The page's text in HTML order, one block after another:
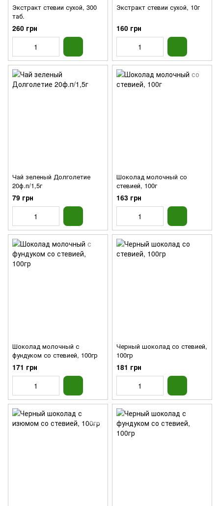
Экстракт стевии сухой, 300
таб.
260 грн
Экстракт стевии сухой, 10г
160 грн
Чай зеленый Долголетие
20ф.п/1,5г
79 грн
Шоколад молочный со
стевией, 100г
163 грн
Шоколад молочный с
фундуком со стевией, 100гр
171 грн
Черный шоколад со стевией,
100гр
181 грн